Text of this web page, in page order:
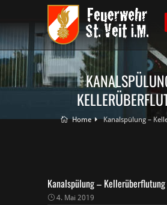
Home Kanalspülung –
Kanalspülung – Kellerüberflutung
4. Mai 2019